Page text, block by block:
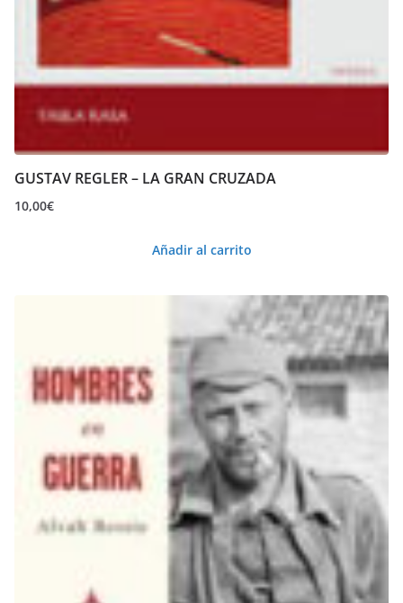
GUSTAV REGLER – LA GRAN CRUZADA
10,00€
Añadir al carrito